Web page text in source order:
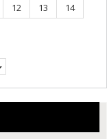
Page
12 Page
13 Page
14